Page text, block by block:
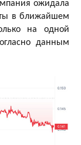
ожидала
в ближайшем
на одной
данным